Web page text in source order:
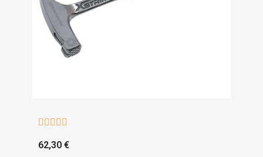
    
62,30 €